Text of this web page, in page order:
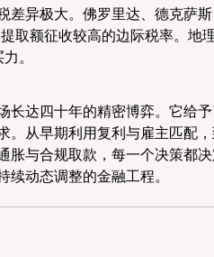
差异极大。佛罗里达、德克萨
取额征收较高的边际税率。地
。
长达四十年的精密博弈。它给
。从早期利用复利与雇主匹配
胀与合规取款，每一个决策都
动态调整的金融工程。